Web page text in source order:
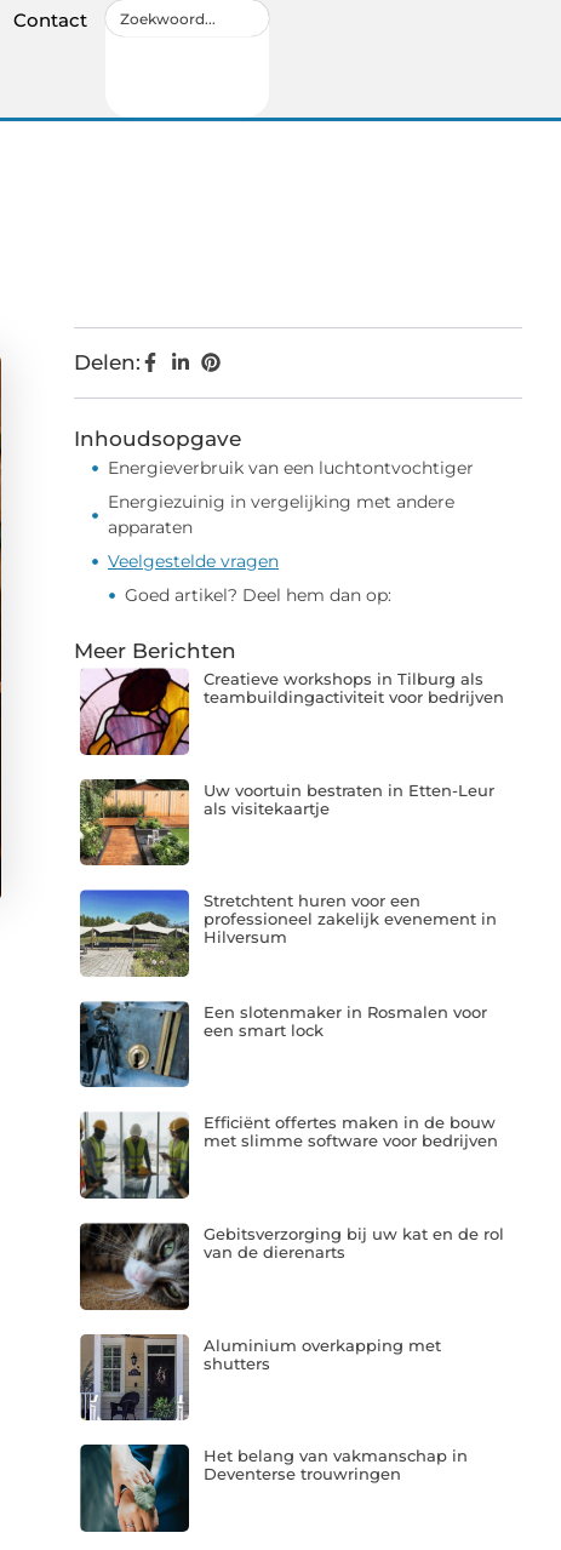
Contact
Delen:
Inhoudsopgave
Energieverbruik van een luchtontvochtiger
Energiezuinig in vergelijking met andere
apparaten
Veelgestelde vragen
Goed artikel? Deel hem dan op:
Meer Berichten
Creatieve workshops in Tilburg als
teambuildingactiviteit voor bedrijven
Uw voortuin bestraten in Etten-Leur
als visitekaartje
Stretchtent huren voor een
professioneel zakelijk evenement in
Hilversum
Een slotenmaker in Rosmalen voor
een smart lock
Efficiënt offertes maken in de bouw
met slimme software voor bedrijven
Gebitsverzorging bij uw kat en de rol
van de dierenarts
Aluminium overkapping met
shutters
Het belang van vakmanschap in
Deventerse trouwringen